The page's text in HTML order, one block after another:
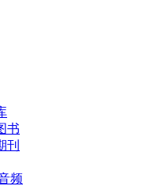
书
刊
频